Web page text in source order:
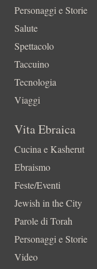
Personaggi e Storie
Salute
Spettacolo
Taccuino
Tecnologia
Viaggi
Vita Ebraica
Cucina e Kasherut
Ebraismo
Feste/Eventi
Jewish in the City
Parole di Torah
Personaggi e Storie
Video